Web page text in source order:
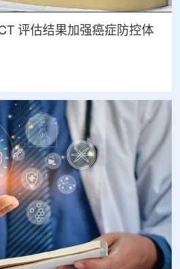
评估结果加强癌症防控体